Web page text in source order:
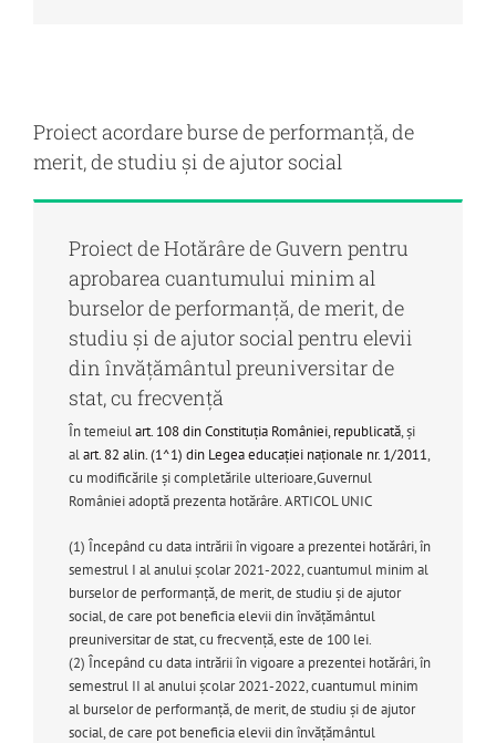
Proiect acordare burse de performanţă, de
merit, de studiu şi de ajutor social
Proiect de Hotărâre de Guvern pentru
aprobarea cuantumului minim al
burselor de performanţă, de merit, de
studiu şi de ajutor social pentru elevii
din învăţământul preuniversitar de
stat, cu frecvenţă
În temeiulart. 108 din Constituția României, republicată, și
alart. 82 alin. (1^1) din Legea educației naționale nr. 1/2011,
cu modificările și completările ulterioare,Guvernul
României adoptă prezenta hotărâre.ARTICOL UNIC
(1) Începând cu data intrării în vigoare a prezentei hotărâri, în
semestrul I al anului școlar 2021-2022, cuantumul minim al
burselor de performanță, de merit, de studiu și de ajutor
social, de care pot beneficia elevii din învățământul
preuniversitar de stat, cu frecvență, este de 100 lei.
(2) Începând cu data intrării în vigoare a prezentei hotărâri, în
semestrul II al anului școlar 2021-2022, cuantumul minim
al burselor de performanță, de merit, de studiu și de ajutor
social, de care pot beneficia elevii din învățământul